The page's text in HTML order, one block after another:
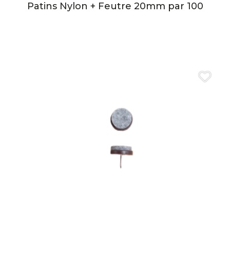
Patins Nylon + Feutre 20mm par 100